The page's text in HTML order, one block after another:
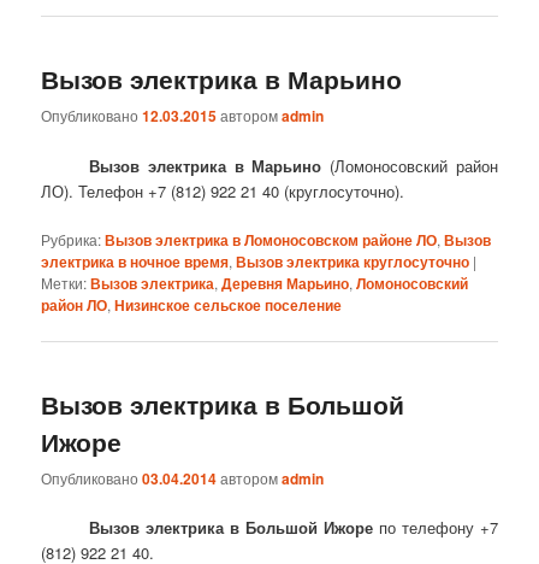
Вызов электрика в Марьино
Опубликовано12.03.2015авторомadmin
Вызов электрика в Марьино (Ломоносовский район
ЛО). Телефон +7 (812) 922 21 40 (круглосуточно).
Рубрика:Вызов электрика в Ломоносовском районе ЛО,Вызов
электрика в ночное время,Вызов электрика круглосуточно |
Метки:Вызов электрика,Деревня Марьино,Ломоносовский
район ЛО,Низинское сельское поселение
Вызов электрика в Большой
Ижоре
Опубликовано03.04.2014авторомadmin
Вызов электрика в Большой Ижоре по телефону +7
(812) 922 21 40.